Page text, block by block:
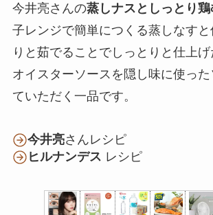
今井亮さんの蒸しナスとしっとり鶏
子レンジで簡単につくる蒸しなすと
りと茹でることでしっとりと仕上
オイスターソースを隠し味に使っ
ていただく一品です。
今井亮さんレシピ
ヒルナンデス レシピ